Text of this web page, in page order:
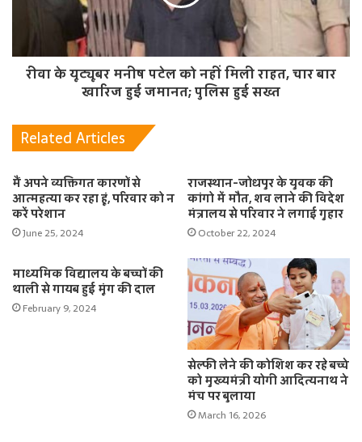
रीवा के यूट्यूबर मनीष पटेल को नहीं मिली राहत, चार बार
खारिज हुई जमानत; पुलिस हुई सख्त
Related Articles
मैं अपने व्यक्तिगत कारणों से
आत्महत्या कर रहा हूं, परिवार को न
करें परेशान
June 25, 2024
राजस्थान-जोधपुर के युवक की
कांगो में मौत, शव लाने की विदेश
मंत्रालय से परिवार ने लगाई गुहार
October 22, 2024
माध्यमिक विद्यालय के बच्चों की
थाली से गायब हुई मूंग की दाल
February 9, 2024
सेल्फी लेने की कोशिश कर रहे बच्चे
को मुख्यमंत्री योगी आदित्यनाथ ने
मंच पर बुलाया
March 16, 2026